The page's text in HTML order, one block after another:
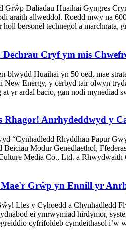
Grŵp Daliadau Huaihai Gyngres
araith allweddol. Roedd mwy na
bersonél technegol a marchnata,
Cryf ym mis
blwydd Huaihai yn 50 oed, mae
New Energy, y cerbyd tair olwyn
at yr ardal bacio, gan nodi mynediad
Anrhydeddwyd y
“Cynhadledd Rhyddhau Papur
Beiciau Modur Genedlaethol,
Media Co., Ltd. a
Grŵp yn Ennill yr
Lles y Cyhoedd a Chynhadledd
ei ymrwymiad hirdymor,
cyfrifoldeb cymdeithasol i’w